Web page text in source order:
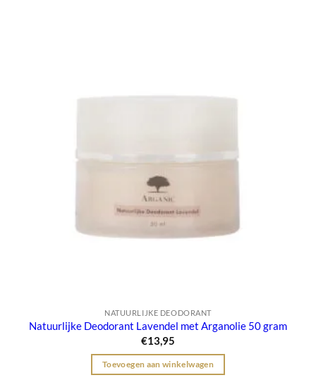
NATUURLIJKE DEODORANT
Natuurlijke Deodorant Lavendel met Arganolie 50 gram
€13,95
Toevoegen aan winkelwagen